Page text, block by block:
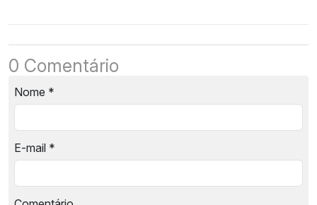
0 Comentário
Nome *
E-mail *